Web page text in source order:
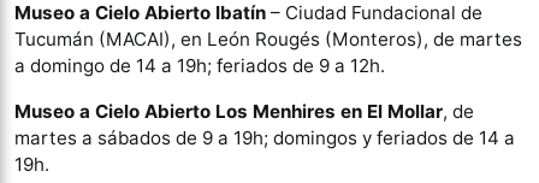
Museo a Cielo Abierto Ibatín – Ciudad Fundacional de
Tucumán (MACAI), en León Rougés (Monteros), de martes
a domingo de 14 a 19h; feriados de 9 a 12h.
Museo a Cielo Abierto Los Menhires en El Mollar, de
martes a sábados de 9 a 19h; domingos y feriados de 14 a
19h.